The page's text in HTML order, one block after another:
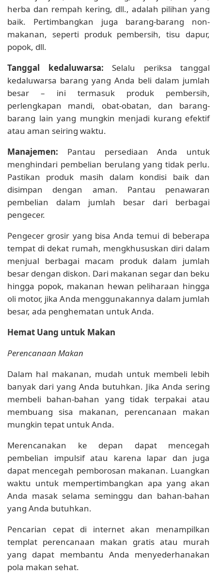
herba dan rempah kering, dll., adalah pilihan yang
baik. Pertimbangkan juga barang-barang non-
makanan, seperti produk pembersih, tisu dapur,
popok, dll.
Tanggal kedaluwarsa: Selalu periksa tanggal
kedaluwarsa barang yang Anda beli dalam jumlah
besar – ini termasuk produk pembersih,
perlengkapan mandi, obat-obatan, dan barang-
barang lain yang mungkin menjadi kurang efektif
atau aman seiring waktu.
Manajemen: Pantau persediaan Anda untuk
menghindari pembelian berulang yang tidak perlu.
Pastikan produk masih dalam kondisi baik dan
disimpan dengan aman. Pantau penawaran
pembelian dalam jumlah besar dari berbagai
pengecer.
Pengecer grosir yang bisa Anda temui di beberapa
tempat di dekat rumah, mengkhususkan diri dalam
menjual berbagai macam produk dalam jumlah
besar dengan diskon. Dari makanan segar dan beku
hingga popok, makanan hewan peliharaan hingga
oli motor, jika Anda menggunakannya dalam jumlah
besar, ada penghematan untuk Anda.
Hemat Uang untuk Makan
Perencanaan Makan
Dalam hal makanan, mudah untuk membeli lebih
banyak dari yang Anda butuhkan. Jika Anda sering
membeli bahan-bahan yang tidak terpakai atau
membuang sisa makanan, perencanaan makan
mungkin tepat untuk Anda.
Merencanakan ke depan dapat mencegah
pembelian impulsif atau karena lapar dan juga
dapat mencegah pemborosan makanan. Luangkan
waktu untuk mempertimbangkan apa yang akan
Anda masak selama seminggu dan bahan-bahan
yang Anda butuhkan.
Pencarian cepat di internet akan menampilkan
templat perencanaan makan gratis atau murah
yang dapat membantu Anda menyederhanakan
pola makan sehat.